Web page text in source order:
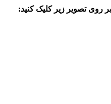
روی تصویر زیر کلیک کنید: